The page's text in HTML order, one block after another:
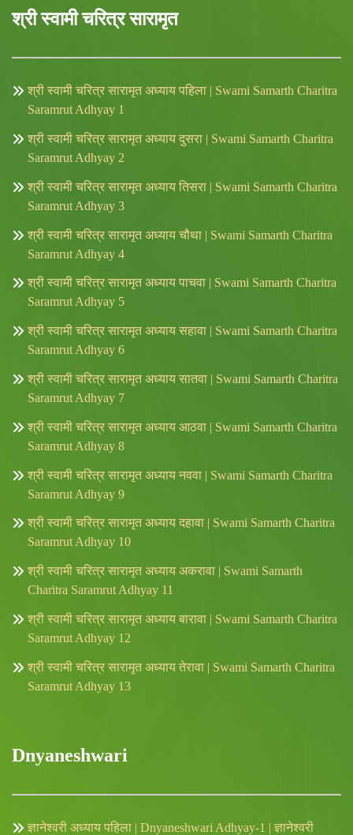
श्री स्वामी चरित्र सारामृत
श्री स्वामी चरित्र सारामृत अध्याय पहिला | Swami Samarth Charitra
Saramrut Adhyay 1
श्री स्वामी चरित्र सारामृत अध्याय दुसरा | Swami Samarth Charitra
Saramrut Adhyay 2
श्री स्वामी चरित्र सारामृत अध्याय तिसरा | Swami Samarth Charitra
Saramrut Adhyay 3
श्री स्वामी चरित्र सारामृत अध्याय चौथा | Swami Samarth Charitra
Saramrut Adhyay 4
श्री स्वामी चरित्र सारामृत अध्याय पाचवा | Swami Samarth Charitra
Saramrut Adhyay 5
श्री स्वामी चरित्र सारामृत अध्याय सहावा | Swami Samarth Charitra
Saramrut Adhyay 6
श्री स्वामी चरित्र सारामृत अध्याय सातवा | Swami Samarth Charitra
Saramrut Adhyay 7
श्री स्वामी चरित्र सारामृत अध्याय आठवा | Swami Samarth Charitra
Saramrut Adhyay 8
श्री स्वामी चरित्र सारामृत अध्याय नववा | Swami Samarth Charitra
Saramrut Adhyay 9
श्री स्वामी चरित्र सारामृत अध्याय दहावा | Swami Samarth Charitra
Saramrut Adhyay 10
श्री स्वामी चरित्र सारामृत अध्याय अकरावा | Swami Samarth
Charitra Saramrut Adhyay 11
श्री स्वामी चरित्र सारामृत अध्याय बारावा | Swami Samarth Charitra
Saramrut Adhyay 12
श्री स्वामी चरित्र सारामृत अध्याय तेरावा | Swami Samarth Charitra
Saramrut Adhyay 13
Dnyaneshwari
ज्ञानेश्वरी अध्याय पहिला | Dnyaneshwari Adhyay-1 | ज्ञानेश्वरी